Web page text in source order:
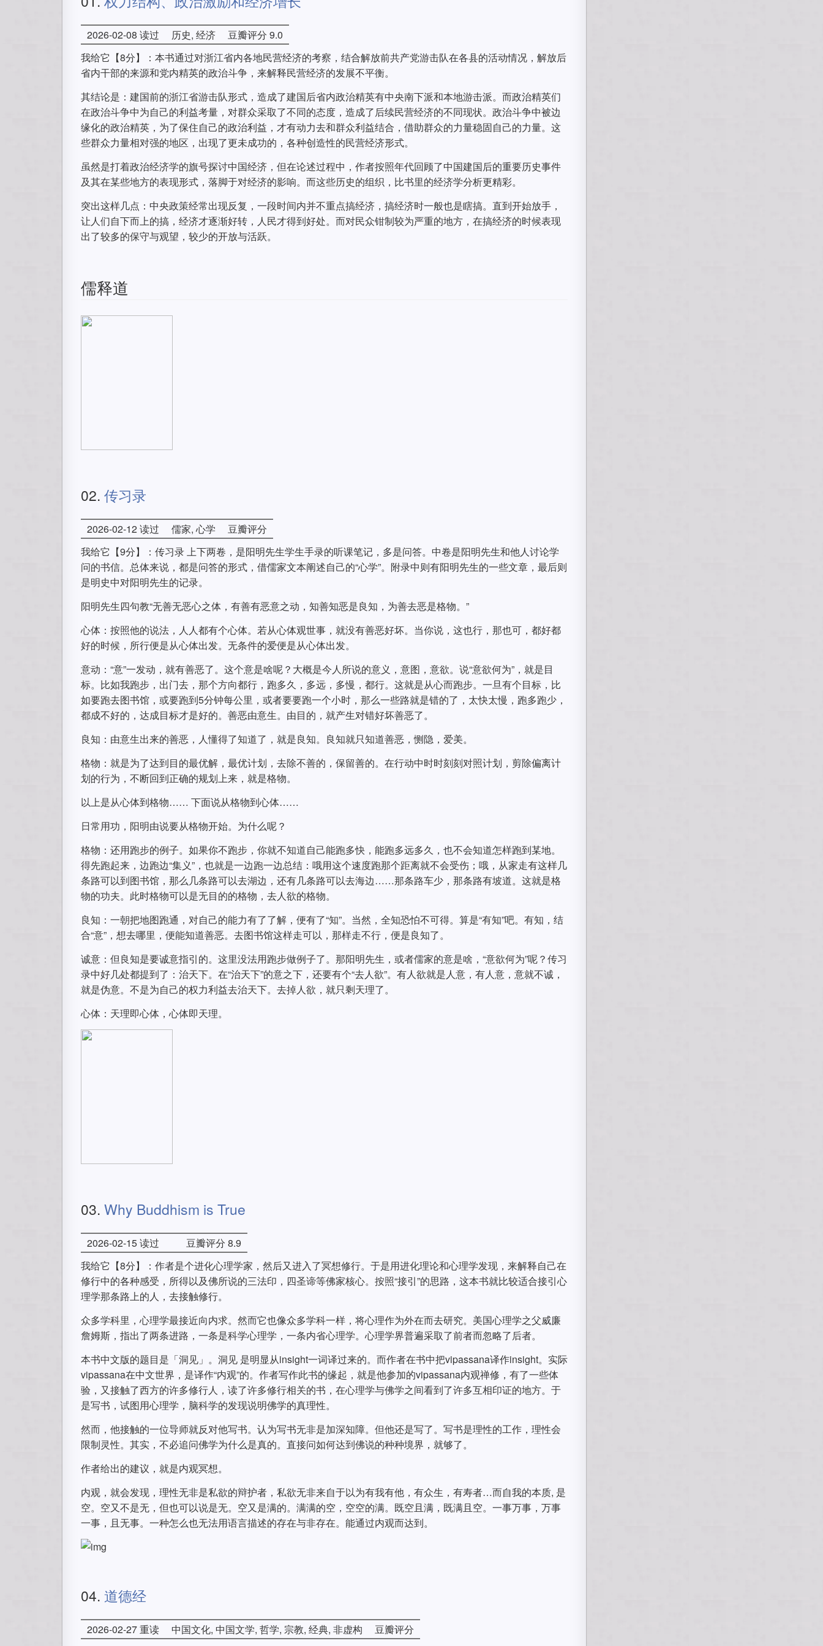
2026-02-08 读过 历史, 经济
豆瓣评分 9.0
我给它【8分】：本书通过对浙江省内各地民营经济的考察，结合解放前共产党游击队在各县的活动情况，解放后
省内干部的来源和党内精英的政治斗争，来解释民营经济的发展不平衡。
其结论是：建国前的浙江省游击队形式，造成了建国后省内政治精英有中央南下派和本地游击派。而政治精英们
在政治斗争中为自己的利益考量，对群众采取了不同的态度，造成了后续民营经济的不同现状。政治斗争中被边
缘化的政治精英，为了保住自己的政治利益，才有动力去和群众利益结合，借助群众的力量稳固自己的力量。这
些群众力量相对强的地区，出现了更未成功的，各种创造性的民营经济形式。
虽然是打着政治经济学的旗号探讨中国经济，但在论述过程中，作者按照年代回顾了中国建国后的重要历史事件
及其在某些地方的表现形式，落脚于对经济的影响。而这些历史的组织，比书里的经济学分析更精彩。
突出这样几点：中央政策经常出现反复，一段时间内并不重点搞经济，搞经济时一般也是瞎搞。直到开始放手，
让人们自下而上的搞，经济才逐渐好转，人民才得到好处。而对民众钳制较为严重的地方，在搞经济的时候表现
出了较多的保守与观望，较少的开放与活跃。
儒释道
02. 传习录
2026-02-12 读过 儒家, 心学
豆瓣评分
我给它【9分】：传习录 上下两卷，是阳明先生学生手录的听课笔记，多是问答。中卷是阳明先生和他人讨论学
问的书信。总体来说，都是问答的形式，借儒家文本阐述自己的“心学”。附录中则有阳明先生的一些文章，最后则
是明史中对阳明先生的记录。
阳明先生四句教“无善无恶心之体，有善有恶意之动，知善知恶是良知，为善去恶是格物。”
心体：按照他的说法，人人都有个心体。若从心体观世事，就没有善恶好坏。当你说，这也行，那也可，都好都
好的时候，所行便是从心体出发。无条件的爱便是从心体出发。
意动：“意”一发动，就有善恶了。这个意是啥呢？大概是今人所说的意义，意图，意欲。说“意欲何为”，就是目
标。比如我跑步，出门去，那个方向都行，跑多久，多远，多慢，都行。这就是从心而跑步。一旦有个目标，比
如要跑去图书馆，或要跑到5分钟每公里，或者要要跑一个小时，那么一些路就是错的了，太快太慢，跑多跑少，
都成不好的，达成目标才是好的。善恶由意生。由目的，就产生对错好坏善恶了。
良知：由意生出来的善恶，人懂得了知道了，就是良知。良知就只知道善恶，恻隐，爱美。
格物：就是为了达到目的最优解，最优计划，去除不善的，保留善的。在行动中时时刻刻对照计划，剪除偏离计
划的行为，不断回到正确的规划上来，就是格物。
以上是从心体到格物…… 下面说从格物到心体……
日常用功，阳明由说要从格物开始。为什么呢？
格物：还用跑步的例子。如果你不跑步，你就不知道自己能跑多快，能跑多远多久，也不会知道怎样跑到某地。
得先跑起来，边跑边“集义”，也就是一边跑一边总结：哦用这个速度跑那个距离就不会受伤；哦，从家走有这样几
条路可以到图书馆，那么几条路可以去湖边，还有几条路可以去海边……那条路车少，那条路有坡道。这就是格
物的功夫。此时格物可以是无目的的格物，去人欲的格物。
良知：一朝把地图跑通，对自己的能力有了了解，便有了“知”。当然，全知恐怕不可得。算是“有知”吧。有知，结
合“意”，想去哪里，便能知道善恶。去图书馆这样走可以，那样走不行，便是良知了。
诚意：但良知是要诚意指引的。这里没法用跑步做例子了。那阳明先生，或者儒家的意是啥，“意欲何为”呢？传习
录中好几处都提到了：治天下。在“治天下”的意之下，还要有个“去人欲”。有人欲就是人意，有人意，意就不诚，
就是伪意。不是为自己的权力利益去治天下。去掉人欲，就只剩天理了。
心体：天理即心体，心体即天理。
03. Why Buddhism is True
2026-02-15 读过
豆瓣评分 8.9
我给它【8分】：作者是个进化心理学家，然后又进入了冥想修行。于是用进化理论和心理学发现，来解释自己在
修行中的各种感受，所得以及佛所说的三法印，四圣谛等佛家核心。按照“接引”的思路，这本书就比较适合接引心
理学那条路上的人，去接触修行。
众多学科里，心理学最接近向内求。然而它也像众多学科一样，将心理作为外在而去研究。美国心理学之父威廉
詹姆斯，指出了两条进路，一条是科学心理学，一条内省心理学。心理学界普遍采取了前者而忽略了后者。
本书中文版的题目是「洞见」。洞见 是明显从insight一词译过来的。而作者在书中把vipassana译作insight。实际
vipassana在中文世界，是译作“内观”的。作者写作此书的缘起，就是他参加的vipassana内观禅修，有了一些体
验，又接触了西方的许多修行人，读了许多修行相关的书，在心理学与佛学之间看到了许多互相印证的地方。于
是写书，试图用心理学，脑科学的发现说明佛学的真理性。
然而，他接触的一位导师就反对他写书。认为写书无非是加深知障。但他还是写了。写书是理性的工作，理性会
限制灵性。其实，不必追问佛学为什么是真的。直接问如何达到佛说的种种境界，就够了。
作者给出的建议，就是内观冥想。
内观，就会发现，理性无非是私欲的辩护者，私欲无非来自于以为有我有他，有众生，有寿者…而自我的本质, 是
空。空又不是无，但也可以说是无。空又是满的。满满的空，空空的满。既空且满，既满且空。一事万事，万事
一事，且无事。一种怎么也无法用语言描述的存在与非存在。能通过内观而达到。
04. 道德经
2026-02-27 重读 中国文化, 中国文学, 哲学, 宗教, 经典, 非虚构
豆瓣评分